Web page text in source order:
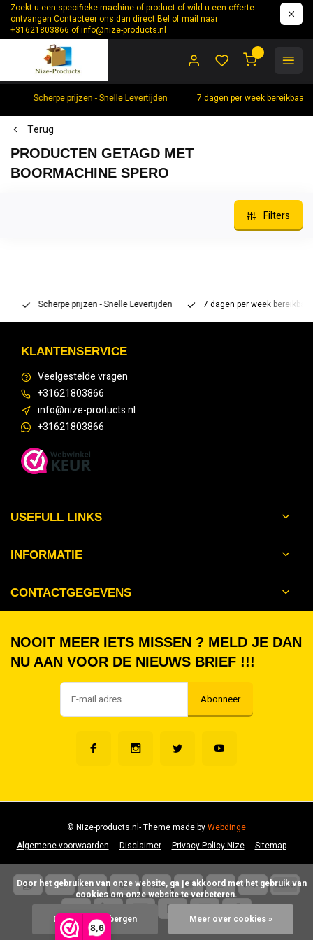
8,6
Zoekt u een specifieke machine of product of wild u een offerte
ontvangen Contacteer ons dan direct Bel of mail naar
+31621803866 ofinfo@nize-products.nl
Scherpe prijzen - Snelle Levertijden 7 dagen per week bereikbaar
Terug
PRODUCTEN GETAGD MET
BOORMACHINE SPERO
Filters
Scherpe prijzen - Snelle Levertijden 7 dagen per week bereikbaar
KLANTENSERVICE
Veelgestelde vragen
+31621803866
info@nize-products.nl
+31621803866
USEFULL LINKS
INFORMATIE
CONTACTGEGEVENS
NOOIT MEER IETS MISSEN ? MELD JE DAN
NU AAN VOOR DE NIEUWS BRIEF !!!
Abonneer
Algemene voorwaarden Disclaimer Privacy Policy Nize Sitemap
© Nize-products.nl- Theme made byWebdinge
cookies om onze website te verbeteren.
Dit bericht verbergen Meer over cookies »